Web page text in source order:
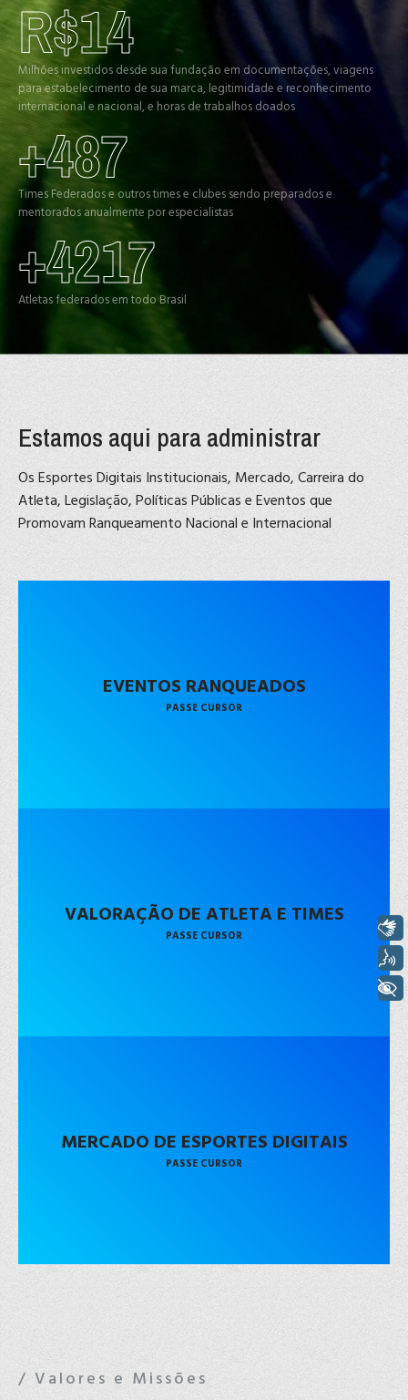
14
Milhões investidos desde sua fundação em documentações, viagens
para estabelecimento de sua marca, legitimidade e reconhecimento
internacional e nacional, e horas de trabalhos doados
487
Times Federados e outros times e clubes sendo preparados e
mentorados anualmente por especialistas
4217
Atletas federados em todo Brasil
Estamos aqui para administrar
Os Esportes Digitais Institucionais, Mercado, Carreira do
Atleta, Legislação, Políticas Públicas e Eventos que
Promovam Ranqueamento Nacional e Internacional
EVENTOS RANQUEADOS
PASSE CURSOR
VALORAÇÃO DE ATLETA E TIMES
PASSE CURSOR
MERCADO DE ESPORTES DIGITAIS
PASSE CURSOR
/ Valores e Missões
Libras